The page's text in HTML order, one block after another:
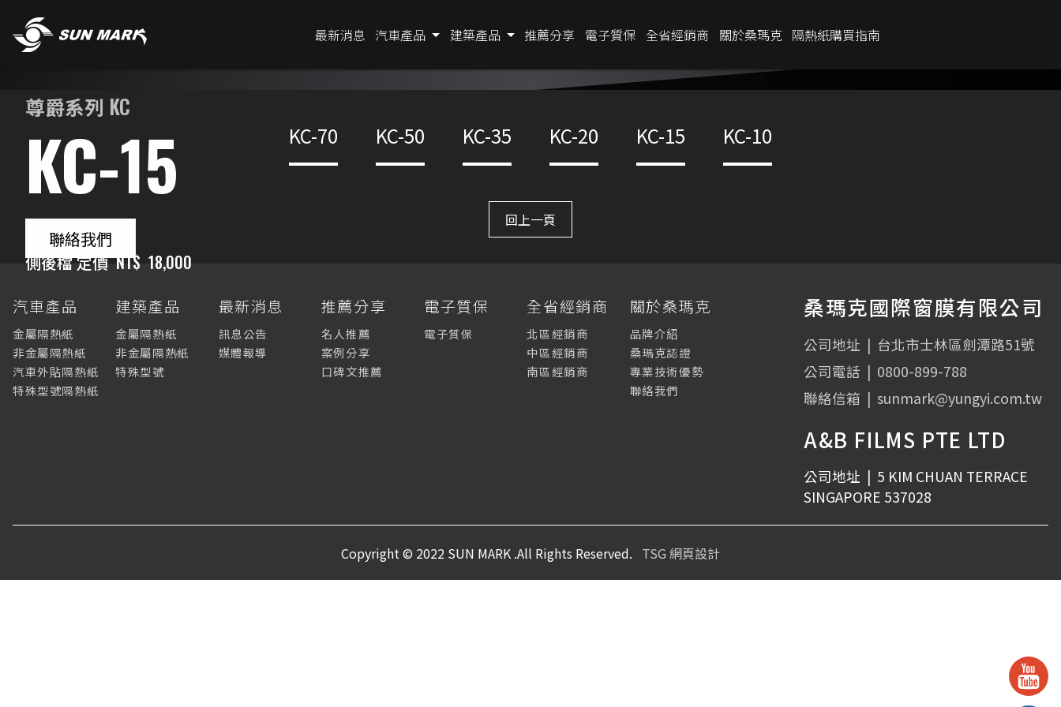
最新消息 汽車產品 建築產品 推薦分享 電子質保 全省經銷商 關於桑瑪克 隔熱紙購買指南
尊爵系列 KC
KC-15
聯絡我們
側後檔 定價 NT$ 18,000
透光率
12%
KC-70 KC-50 KC-35 KC-20 KC-15 KC-10
回上一頁
桑瑪克國際窗膜有限公司
公司地址 | 台北市士林區劍潭路51號
公司電話 | 0800-899-788
聯絡信箱 | sunmark@yungyi.com.tw
A&B FILMS PTE LTD
公司地址 | 5 KIM CHUAN TERRACE
SINGAPORE 537028
汽車產品
金屬隔熱紙
非金屬隔熱紙
汽車外貼隔熱紙
特殊型號隔熱紙
建築產品
金屬隔熱紙
非金屬隔熱紙
特殊型號
最新消息
訊息公告
媒體報導
推薦分享
名人推薦
案例分享
口碑文推薦
電子質保
電子質保
全省經銷商
北區經銷商
中區經銷商
南區經銷商
關於桑瑪克
品牌介紹
桑瑪克認證
專業技術優勢
聯絡我們
Copyright © 2022 SUN MARK .All Rights Reserved. TSG 網頁設計